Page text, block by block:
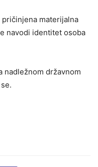
materijalna
navodi identitet osoba
nadležnom državnom